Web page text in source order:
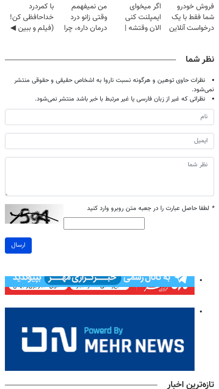
◂پرسش‌نامه)
خانگی
فروش خودرو
شما فقط با یک
درخواست آنلاین
اگر میخوای
ایمپلنت کنی
الان وقتشه |
من نمیفهمم
وقتی زانو درد
درمان داره، چرا
با کمردرد
خداحافظی کن!
(فیلم و ببین ◀
نظر شما
نظرات حاوی توهین و هرگونه نسبت ناروا به اشخاص حقیقی و حقوقی منتشر
نمی‌شود.
نظراتی که غیر از زبان فارسی یا غیر مرتبط با خبر باشد منتشر نمی‌شود.
* لطفا حاصل عبارت را در جعبه متن روبرو وارد کنید
ارسال
تازه‌ترین اخبار